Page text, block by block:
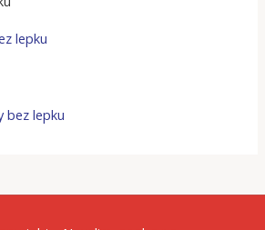
lepku
bez lepku